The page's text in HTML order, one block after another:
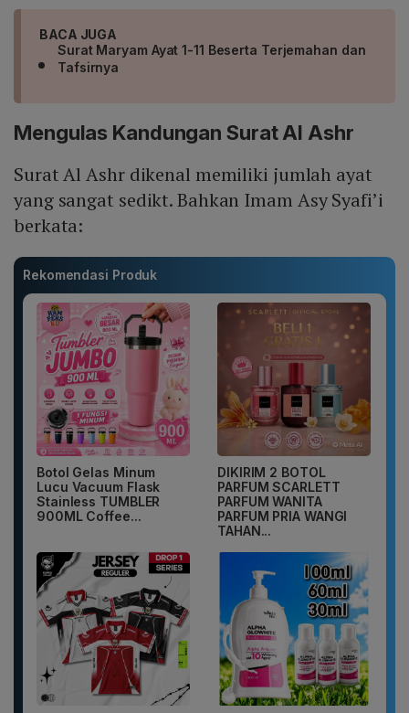
BACA JUGA
Surat Maryam Ayat 1-11 Beserta Terjemahan dan
Tafsirnya
Mengulas Kandungan Surat Al Ashr
Surat Al Ashr dikenal memiliki jumlah ayat
yang sangat sedikt. Bahkan Imam Asy Syafi’i
berkata:
Rekomendasi Produk
Botol Gelas Minum
Lucu Vacuum Flask
Stainless TUMBLER
900ML Coffee...
DIKIRIM 2 BOTOL
PARFUM SCARLETT
PARFUM WANITA
PARFUM PRIA WANGI
TAHAN...